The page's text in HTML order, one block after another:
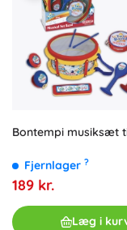
Bontempi musiksæt
Fjernlager ?
189 kr.
Læg i